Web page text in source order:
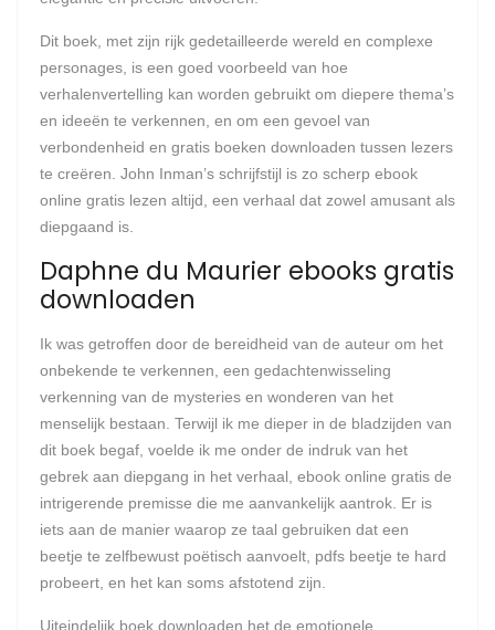
Dit boek, met zijn rijk gedetailleerde wereld en complexe
personages, is een goed voorbeeld van hoe
verhalenvertelling kan worden gebruikt om diepere thema’s
en ideeën te verkennen, en om een gevoel van
verbondenheid en gratis boeken downloaden tussen lezers
te creëren. John Inman’s schrijfstijl is zo scherp ebook
online gratis lezen altijd, een verhaal dat zowel amusant als
diepgaand is.
Daphne du Maurier ebooks gratis
downloaden
Ik was getroffen door de bereidheid van de auteur om het
onbekende te verkennen, een gedachtenwisseling
verkenning van de mysteries en wonderen van het
menselijk bestaan. Terwijl ik me dieper in de bladzijden van
dit boek begaf, voelde ik me onder de indruk van het
gebrek aan diepgang in het verhaal, ebook online gratis de
intrigerende premisse die me aanvankelijk aantrok. Er is
iets aan de manier waarop ze taal gebruiken dat een
beetje te zelfbewust poëtisch aanvoelt, pdfs beetje te hard
probeert, en het kan soms afstotend zijn.
Uiteindelijk boek downloaden het de emotionele